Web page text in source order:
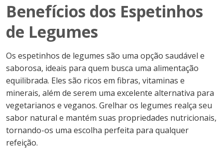
Benefícios dos Espetinhos
de Legumes
Os espetinhos de legumes são uma opção saudável e
saborosa, ideais para quem busca uma alimentação
equilibrada. Eles são ricos em fibras, vitaminas e
minerais, além de serem uma excelente alternativa para
vegetarianos e veganos. Grelhar os legumes realça seu
sabor natural e mantém suas propriedades nutricionais,
tornando-os uma escolha perfeita para qualquer
refeição.